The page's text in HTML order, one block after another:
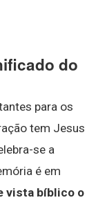
do
para os
tem Jesus
se a
é em
vista bíblico o